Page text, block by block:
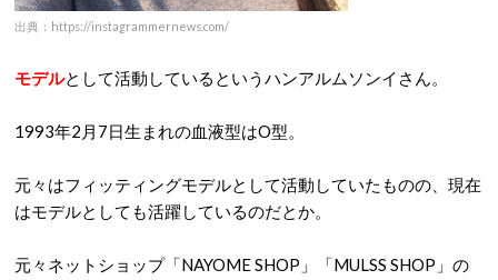
出典：https://instagrammernews.com/
モデルとして活動しているというハンアルムソンイさん。
1993年2月7日生まれの血液型はO型。
元々はフィッティングモデルとして活動していたものの、現在
はモデルとしても活躍しているのだとか。
元々ネットショップ「NAYOME SHOP」「MULSS SHOP」の